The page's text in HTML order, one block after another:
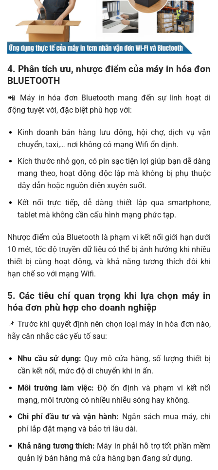
4. Phân tích ưu, nhược điểm của máy in hóa đơn
BLUETOOTH
📲 Máy in hóa đơn Bluetooth mang đến sự linh hoạt di
động tuyệt vời, đặc biệt phù hợp với:
Kinh doanh bán hàng lưu động, hội chợ, dịch vụ vận
chuyển, taxi,… nơi không có mạng Wifi ổn định.
Kích thước nhỏ gọn, có pin sạc tiện lợi giúp bạn dễ dàng
mang theo, hoạt động độc lập mà không bị phụ thuộc
dây dẫn hoặc nguồn điện xuyên suốt.
Kết nối trực tiếp, dễ dàng thiết lập qua smartphone,
tablet mà không cần cấu hình mạng phức tạp.
Nhược điểm của Bluetooth là phạm vi kết nối giới hạn dưới
10 mét, tốc độ truyền dữ liệu có thể bị ảnh hưởng khi nhiều
thiết bị cùng hoạt động, và khả năng tương thích đôi khi
hạn chế so với mạng Wifi.
5. Các tiêu chí quan trọng khi lựa chọn máy in
hóa đơn phù hợp cho doanh nghiệp
📌 Trước khi quyết định nên chọn loại máy in hóa đơn nào,
hãy cân nhắc các yếu tố sau:
Nhu cầu sử dụng: Quy mô cửa hàng, số lượng thiết bị
cần kết nối, mức độ di chuyển khi in ấn.
Môi trường làm việc: Độ ổn định và phạm vi kết nối
mạng, môi trường có nhiều nhiễu sóng hay không.
Chi phí đầu tư và vận hành: Ngân sách mua máy, chi
phí lắp đặt mạng và bảo trì lâu dài.
Khả năng tương thích: Máy in phải hỗ trợ tốt phần mềm
quản lý bán hàng mà cửa hàng bạn đang sử dụng.